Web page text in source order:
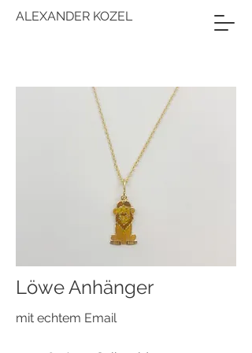
ALEXANDER KOZEL
Löwe Anhänger
mit echtem Email